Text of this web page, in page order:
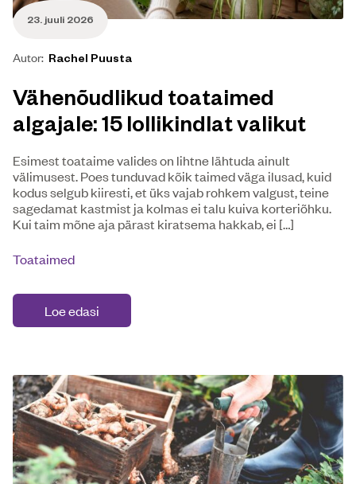
23. juuli 2026
Autor: Rachel Puusta
Vähenõudlikud toataimed
algajale: 15 lollikindlat valikut
Esimest toataime valides on lihtne lähtuda ainult
välimusest. Poes tunduvad kõik taimed väga ilusad, kuid
kodus selgub kiiresti, et üks vajab rohkem valgust, teine
sagedamat kastmist ja kolmas ei talu kuiva korteriõhku.
Kui taim mõne aja pärast kiratsema hakkab, ei […]
Toataimed
Loe edasi